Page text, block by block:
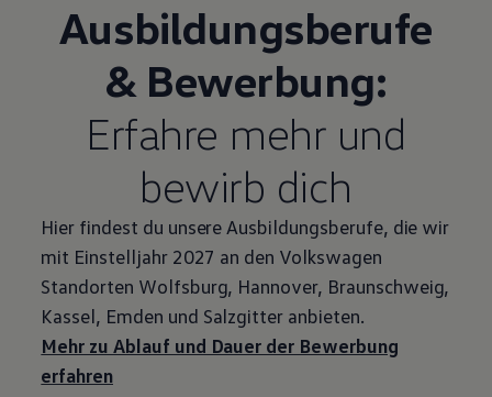
Ausbildungsberufe
& Bewerbung:
Erfahre mehr und
bewirb dich
Hier findest du unsere Ausbildungsberufe, die wir
mit Einstelljahr 2027 an den Volkswagen
Standorten Wolfsburg, Hannover, Braunschweig,
Kassel, Emden und Salzgitter anbieten.
Mehr zu Ablauf und Dauer der Bewerbung
erfahren